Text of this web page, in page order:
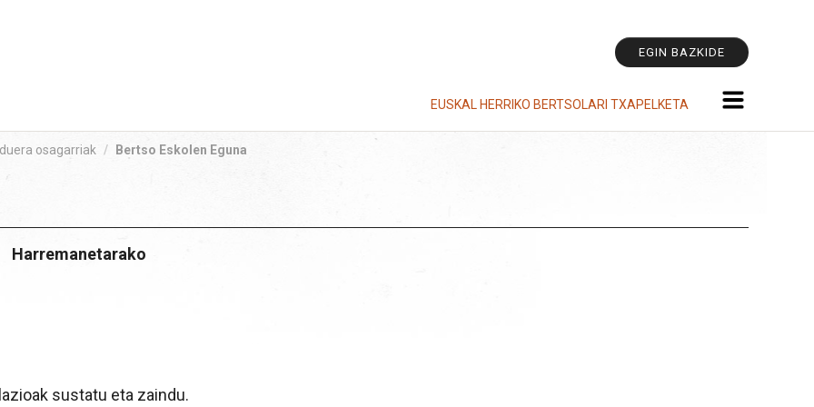
EGIN BAZKIDE
EUSKAL HERRIKO BERTSOLARI TXAPELKETA
osagarriak / Bertso Eskolen Eguna
Harremanetarako
sustatu eta zaindu.